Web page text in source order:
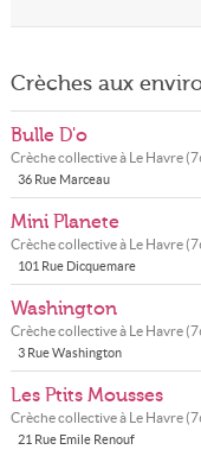
Crèches aux
Bulle D'o
Crèche collective à Le Havre(
36 Rue Marceau
Mini Planete
Crèche collective à Le Havre(
101 Rue Dicquemare
Washington
Crèche collective à Le Havre(
3 Rue Washington
Les Ptits Mousses
Crèche collective à Le Havre(
21 Rue Emile Renouf